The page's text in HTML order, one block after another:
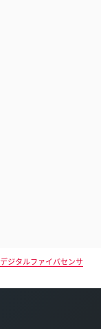
デジタルファイバセンサ